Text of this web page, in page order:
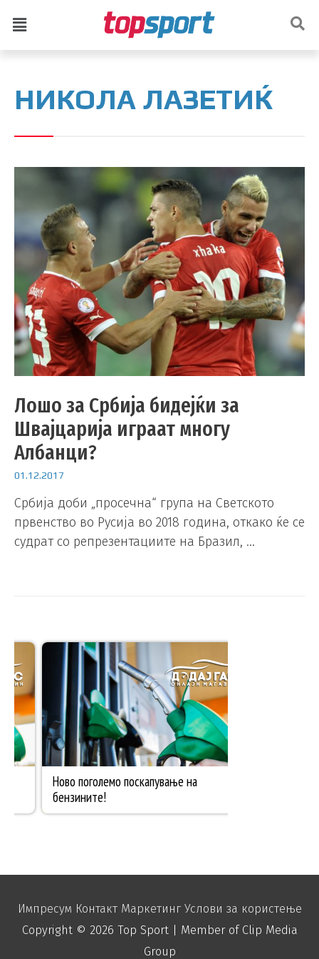
НИКОЛА ЛАЗЕТИЌ
Лошо за Србија бидејќи за
Швајцарија играат многу
Албанци?
01.12.2017
Србија доби „просечна“ група на Светското
првенство во Русија во 2018 година, откако ќе се
судрат со репрезентациите на Бразил, …
Импресум Контакт Маркетинг Услови за користење
Copyright © 2026 Top Sport| Member of Clip Media
Group